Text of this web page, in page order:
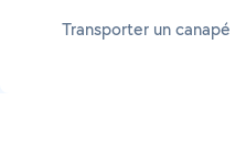
Transporter un canapé